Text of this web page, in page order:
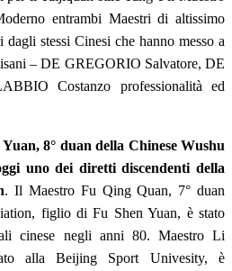
entrambi Maestri di altissimo
stessi Cinesi che hanno messo a
– DE GREGORIO Salvatore, DE
Costanzo professionalità ed
8° duan della Chinese Wushu
uno dei diretti discendenti della
. Il Maestro Fu Qing Quan, 7° duan
figlio di Fu Shen Yuan, è stato
cinese negli anni 80. Maestro Li
alla Beijing Sport Univesity, è